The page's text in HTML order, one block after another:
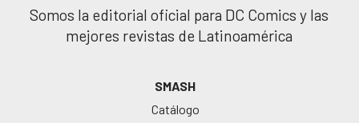
Somos la editorial oficial para DC Comics y las
mejores revistas de Latinoamérica
SMASH
Catálogo